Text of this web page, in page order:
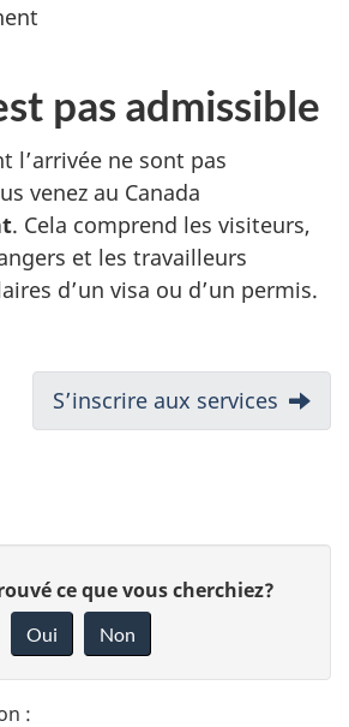
pas admissible
l’arrivée ne sont pas
venez au Canada
. Cela comprend les visiteurs,
et les travailleurs
d’un visa ou d’un permis.
Suivant:
S’inscrire aux services
ce que vous cherchiez?
Oui Non